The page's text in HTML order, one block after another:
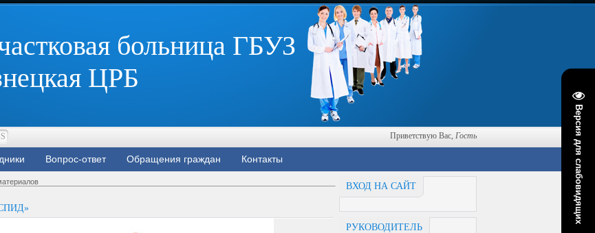
Версия для слабовидящих
больница ГБУЗ
ЦРБ
Приветствую Вас, Гость
Вопрос-ответ Обращения граждан Контакты
ВХОД НА САЙТ
РУКОВОДИТЕЛЬ